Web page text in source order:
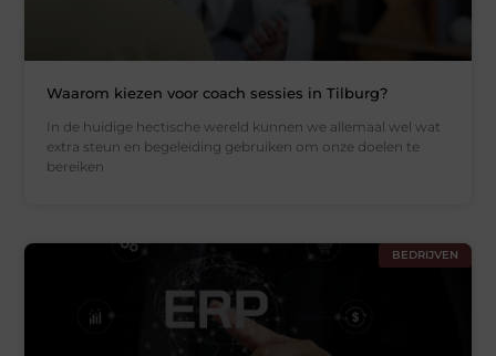
Waarom kiezen voor coach sessies in Tilburg?
In de huidige hectische wereld kunnen we allemaal wel wat
extra steun en begeleiding gebruiken om onze doelen te
bereiken
BEDRIJVEN